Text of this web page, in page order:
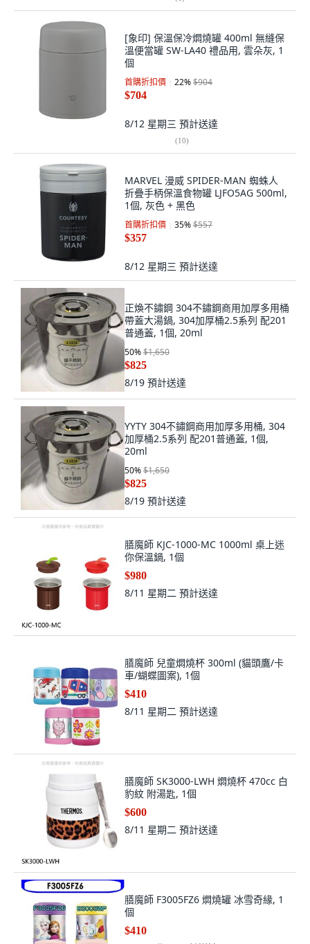
[象印] 保溫保冷燜燒罐 400ml 無縫保
溫便當罐 SW-LA40 禮品用, 雲朵灰, 1
個
首購折扣價 22%$904
$704
8/12 星期三 預計送達
(10)
MARVEL 漫威 SPIDER-MAN 蜘蛛人
折疊手柄保溫食物罐 LJFO5AG 500ml,
1個, 灰色 + 黑色
首購折扣價 35%$557
$357
8/12 星期三 預計送達
正煥不鏽鋼 304不鏽鋼商用加厚多用桶
帶蓋大湯鍋, 304加厚桶2.5系列 配201
普通蓋, 1個, 20ml
50%$1,650
$825
8/19 預計送達
YYTY 304不鏽鋼商用加厚多用桶, 304
加厚桶2.5系列 配201普通蓋, 1個,
20ml
50%$1,650
$825
8/19 預計送達
膳魔師 KJC-1000-MC 1000ml 桌上迷
你保溫鍋, 1個
$980
8/11 星期二 預計送達
膳魔師 兒童燜燒杯 300ml (貓頭鷹/卡
車/蝴蝶圖案), 1個
$410
8/11 星期二 預計送達
膳魔師 SK3000-LWH 燜燒杯 470cc 白
豹紋 附湯匙, 1個
$600
8/11 星期二 預計送達
膳魔師 F3005FZ6 燜燒罐 冰雪奇緣, 1
個
$410